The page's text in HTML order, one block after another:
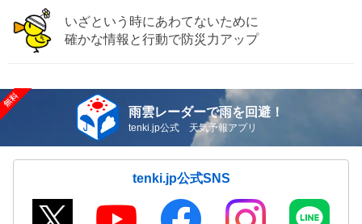
いざという時にあわてないために
確かな情報と行動で防災力アップ
雨雲レーダーで雨を回避！
tenki.jp公式 天気予報アプリ
tenki.jp公式SNS